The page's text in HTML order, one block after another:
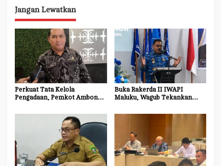
i
g
a
s
i
p
o
s
Jangan Lewatkan
Perkuat Tata Kelola
Pengadaan, Pemkot Ambon
Aparatur Melalui Bimtek E-
Buka Rakerda II IWAPI
Maluku, Wagub Tekankan
Akses Perbankan bagi UMKM